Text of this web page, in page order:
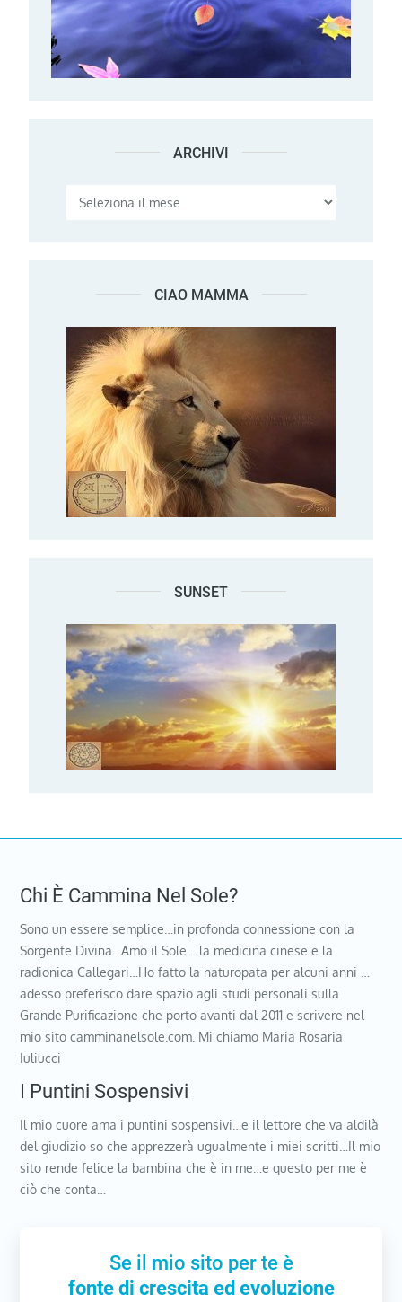
ARCHIVI Archivi
CIAO MAMMA
SUNSET
Chi È Cammina Nel Sole?
Sono un essere semplice…in profonda connessione con la
Sorgente Divina…Amo il Sole …la medicina cinese e la
radionica Callegari…Ho fatto la naturopata per alcuni anni …
adesso preferisco dare spazio agli studi personali sulla
Grande Purificazione che porto avanti dal 2011 e scrivere nel
mio sito camminanelsole.com. Mi chiamo Maria Rosaria
Iuliucci
I Puntini Sospensivi
Il mio cuore ama i puntini sospensivi…e il lettore che va aldilà
del giudizio so che apprezzerà ugualmente i miei scritti…Il mio
sito rende felice la bambina che è in me…e questo per me è
ciò che conta…
Se il mio sito per te è
fonte di crescita ed evoluzione